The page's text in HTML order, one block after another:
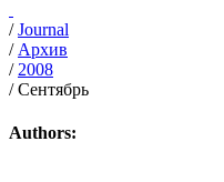
/Journal
/ Архив
/ 2008
/Сентябрь
Authors: